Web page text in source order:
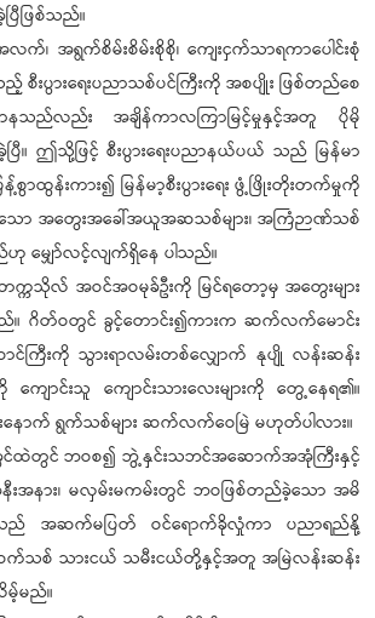
ပြီဖြစ်သည်။
၊ အရွက်စိမ်းစိမ်းစိုစို၊ ကျေးငှက်သာရကာပေါင်းစုံ
ည့် စီးပွားရေးပညာသစ်ပင်ကြီးကို အစပျိုး ဖြစ်တည်စေ
နသည်လည်း အချိန်ကာလကြာမြင့်မှုနှင့်အတူ ပိုမို
ပြီ။ ဤသို့ဖြင့် စီးပွားရေးပညာနယ်ပယ် သည် မြန်မာ
စွာထွန်းကား၍ မြန်မာ့စီးပွားရေး ဖွံ့ဖြိုးတိုးတက်မှုကို
ာ အတွေးအခေါ်အယူအဆသစ်များ၊ အကြံဉာဏ်သစ်
ည်ဟု မျှော်လင့်လျက်ရှိနေ ပါသည်။
းတက္ကသိုလ် အဝင်အဝမုခ်ဦးကို မြင်ရတော့မှ အတွေးများ
ဂိတ်ဝတွင် ခွင့်တောင်း၍ကားက ဆက်လက်မောင်း
င်ကြီးကို သွားရာလမ်းတစ်လျှောက် နုပျို လန်းဆန်း
ောင်းသူ ကျောင်းသားလေးများကို တွေ့နေရ၏။
းနောက် ရွက်သစ်များ ဆက်လက်ဝေမြဲ မဟုတ်ပါလား။
ထဲတွင် ဘဝစ၍ ဘွဲ့နှင်းသဘင်အဆောက်အအုံကြီးနှင့်
းအနား၊ မလှမ်းမကမ်းတွင် ဘဝဖြစ်တည်ခဲ့သော အမိ
အဆက်မပြတ် ဝင်ရောက်ခိုလှုံကာ ပညာရည်နို့
က်သစ် သားငယ် သမီးငယ်တို့နှင့်အတူ အမြဲလန်းဆန်း
မည်။